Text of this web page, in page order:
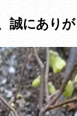
にありが